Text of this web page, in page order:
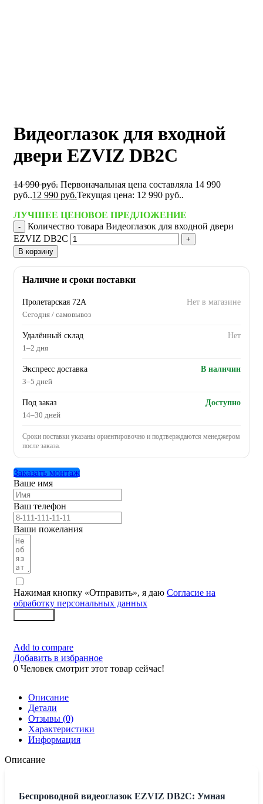
Видеоглазок для входной
двери EZVIZ DB2C
14 990руб. Первоначальная цена составляла 14 990
руб..12 990 руб.Текущая цена: 12 990 руб..
ЛУЧШЕЕ ЦЕНОВОЕ ПРЕДЛОЖЕНИЕ
Количество товара Видеоглазок для входной двери
EZVIZ DB2C
В корзину
Наличие и сроки поставки
Пролетарская 72А
Нет в магазине
Сегодня / самовывоз
Удалённый склад
Нет
1–2 дня
Экспресс доставка
В наличии
3–5 дней
Под заказ
Доступно
14–30 дней
Сроки поставки указаны ориентировочно и подтверждаются менеджером
после заказа.
Заказать монтаж
Ваше имя
Ваш телефон
Ваши пожелания
Нажимая кнопку «Отправить», я даю Согласие на
обработку персональных данных
Add to compare
Добавить в избранное
0 Человек смотрит этот товар сейчас!
Описание
Детали
Отзывы (0)
Характеристики
Информация
Описание
Беспроводной видеоглазок EZVIZ DB2C: Умная